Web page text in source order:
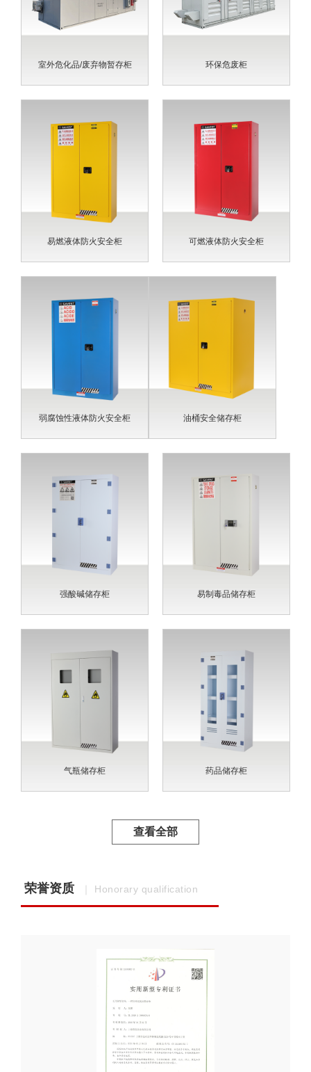
室外危化品/废弃物暂存柜 环保危废柜
易燃液体防火安全柜 可燃液体防火安全柜
弱腐蚀性液体防火安全柜 油桶安全储存柜
强酸碱储存柜 易制毒品储存柜
气瓶储存柜 药品储存柜
查看全部
荣誉资质 ｜ Honorary qualification